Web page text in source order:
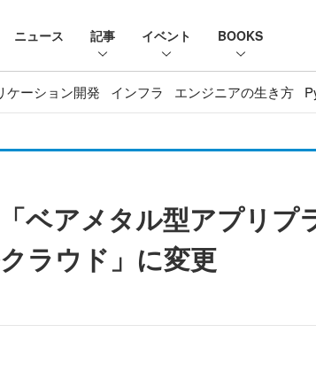
ニュース 記事 イベント BOOKS
ケーション開発 インフラ エンジニアの生き方
ベアメタル型アプリ
ラウド」に変更